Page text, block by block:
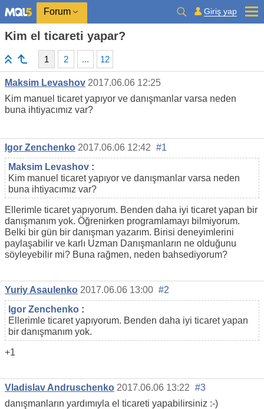
Forum Giriş yap
Kim el ticareti yapar?
1 2 ... 12
Maksim Levashov 2017.06.06 12:25
Kim manuel ticaret yapıyor ve danışmanlar varsa neden
buna ihtiyacımız var?
Igor Zenchenko 2017.06.06 12:42 #1
Maksim Levashov :
Kim manuel ticaret yapıyor ve danışmanlar varsa neden
buna ihtiyacımız var?
Ellerimle ticaret yapıyorum. Benden daha iyi ticaret yapan bir
danışmanım yok. Öğrenirken programlamayı bilmiyorum.
Belki bir gün bir danışman yazarım. Birisi deneyimlerini
paylaşabilir ve karlı Uzman Danışmanların ne olduğunu
söyleyebilir mi? Buna rağmen, neden bahsediyorum?
Yuriy Asaulenko 2017.06.06 13:00 #2
Igor Zenchenko :
Ellerimle ticaret yapıyorum. Benden daha iyi ticaret yapan
bir danışmanım yok.
+1
Vladislav Andruschenko 2017.06.06 13:22 #3
danışmanların yardımıyla el ticareti yapabilirsiniz :-)